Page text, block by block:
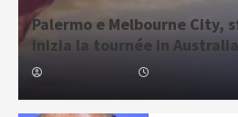
Palermo e Melbourne City,
inizia la tournée in Australia